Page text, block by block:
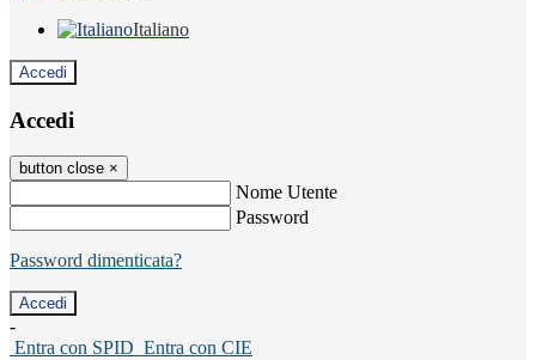
Italiano
Accedi
Accedi
button close ×
Nome Utente
Password
Password dimenticata?
-
Entra con SPID Entra con CIE